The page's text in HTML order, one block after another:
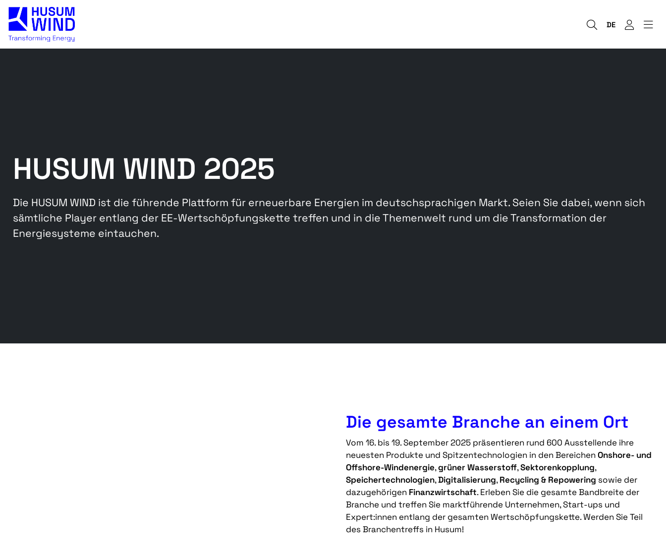
DE
HUSUM WIND 2025
Die HUSUM WIND ist die führende Plattform für erneuerbare Energien im deutschsprachigen Markt. Seien Sie dabei, wenn sich
sämtliche Player entlang der EE-Wertschöpfungskette treffen und in die Themenwelt rund um die Transformation der
Energiesysteme eintauchen.
Die gesamte Branche an einem Ort
Vom 16. bis 19. September 2025 präsentieren rund 600 Ausstellende ihre
neuesten Produkte und Spitzentechnologien in den BereichenOnshore- und
Offshore-Windenergie,grüner Wasserstoff,Sektorenkopplung,
Speichertechnologien,Digitalisierung,Recycling & Repowering sowie der
dazugehörigen Finanzwirtschaft. Erleben Sie die gesamte Bandbreite der
Branche und treffen Sie marktführende Unternehmen, Start-ups und
Expert:innen entlang der gesamten Wertschöpfungskette. Werden Sie Teil
des Branchentreffs in Husum!